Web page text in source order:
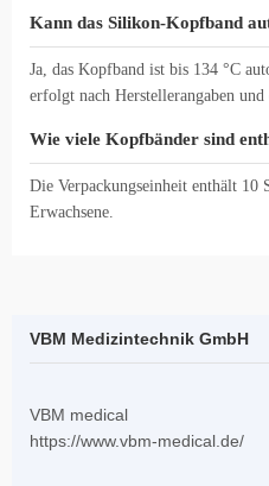
Kann das Silikon-Kopfband
Ja, das Kopfband ist bis 134 °C
erfolgt nach Herstellerangaben
Wie viele Kopfbänder sind
Die Verpackungseinheit enthält
Erwachsene.
VBM Medizintechnik GmbH
VBM medical
https://www.vbm-medical.de/